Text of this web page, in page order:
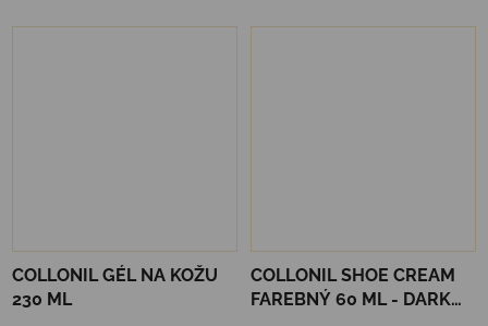
COLLONIL GÉL NA KOŽU
230 ML
COLLONIL SHOE CREAM
FAREBNÝ 60 ML - DARK